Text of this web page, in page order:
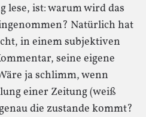
lese, ist: warum wird das
Natürlich hat
in einem subjektiven
seine eigene
ja schlimm, wenn
einer Zeitung (weiß
die zustande kommt?